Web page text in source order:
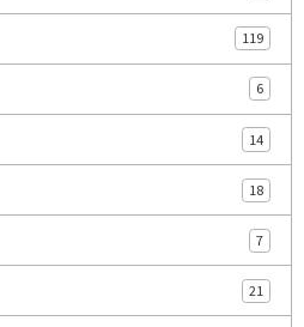
119
6
14
18
7
21